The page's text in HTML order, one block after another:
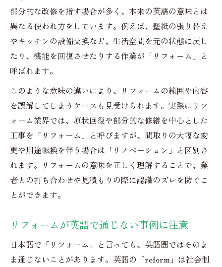
部分的な改修を指す場合が多く、本来の英語の意味とは
異なる使われ方をしています。例えば、壁紙の張り替え
やキッチンの設備交換など、生活空間を元の状態に戻し
たり、機能を回復させたりする作業が「リフォーム」と
呼ばれます。
このような意味の違いにより、リフォームの範囲や内容
を誤解してしまうケースも見受けられます。実際にリフ
ォーム業界では、原状回復や部分的な修繕を中心とした
工事を「リフォーム」と呼びますが、間取りの大幅な変
更や用途転換を伴う場合は「リノベーション」と区別さ
れます。リフォームの意味を正しく理解することで、業
者との打ち合わせや見積もりの際に認識のズレを防ぐこ
とができます。
リフォームが英語で通じない事例に注意
日本語で「リフォーム」と言っても、英語圏ではそのま
ま通じないことがあります。英語の「reform」は社会制